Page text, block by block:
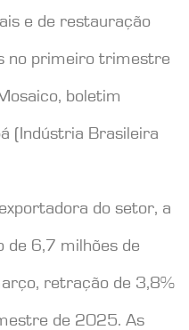
e de restauração
no primeiro trimestre
boletim
(Indústria Brasileira
do setor, a
de 6,7 milhões de
retração de 3,8%
de 2025. As